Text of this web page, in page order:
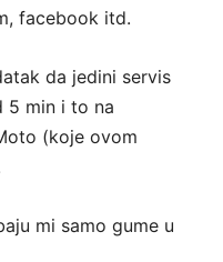
facebook itd.
da jedini servis
5 min i to na
(koje ovom
mi samo gume u